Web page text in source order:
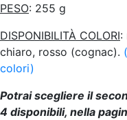
PESO: 255 g
DISPONIBILITÀ COLORI:
chiaro, rosso (cognac).
colori)
Potrai scegliere il
4 disponibili, nella